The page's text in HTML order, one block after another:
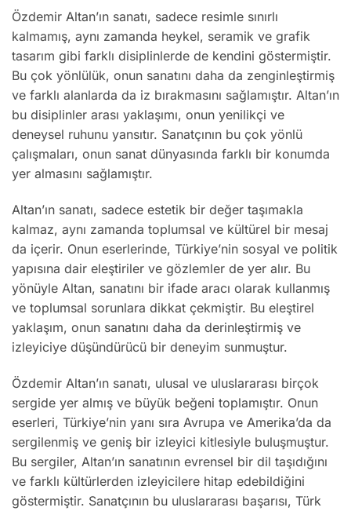
Özdemir Altan’ın sanatı, sadece resimle sınırlı
kalmamış, aynı zamanda heykel, seramik ve grafik
tasarım gibi farklı disiplinlerde de kendini göstermiştir.
Bu çok yönlülük, onun sanatını daha da zenginleştirmiş
ve farklı alanlarda da iz bırakmasını sağlamıştır. Altan’ın
bu disiplinler arası yaklaşımı, onun yenilikçi ve
deneysel ruhunu yansıtır. Sanatçının bu çok yönlü
çalışmaları, onun sanat dünyasında farklı bir konumda
yer almasını sağlamıştır.
Altan’ın sanatı, sadece estetik bir değer taşımakla
kalmaz, aynı zamanda toplumsal ve kültürel bir mesaj
da içerir. Onun eserlerinde, Türkiye’nin sosyal ve politik
yapısına dair eleştiriler ve gözlemler de yer alır. Bu
yönüyle Altan, sanatını bir ifade aracı olarak kullanmış
ve toplumsal sorunlara dikkat çekmiştir. Bu eleştirel
yaklaşım, onun sanatını daha da derinleştirmiş ve
izleyiciye düşündürücü bir deneyim sunmuştur.
Özdemir Altan’ın sanatı, ulusal ve uluslararası birçok
sergide yer almış ve büyük beğeni toplamıştır. Onun
eserleri, Türkiye’nin yanı sıra Avrupa ve Amerika’da da
sergilenmiş ve geniş bir izleyici kitlesiyle buluşmuştur.
Bu sergiler, Altan’ın sanatının evrensel bir dil taşıdığını
ve farklı kültürlerden izleyicilere hitap edebildiğini
göstermiştir. Sanatçının bu uluslararası başarısı, Türk